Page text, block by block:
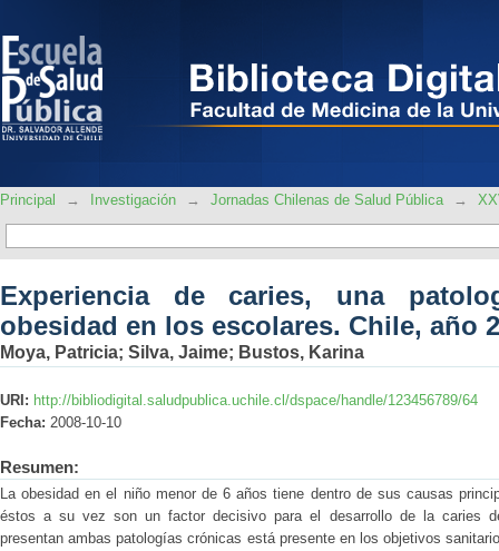
Chile, año 2008.
Principal → Investigación → Jornadas Chilenas de Salud Pública →
Experiencia de caries, una
obesidad en los escolares. Chile, año
Moya, Patricia; Silva, Jaime; Bustos, Karina
URI: http://bibliodigital.saludpublica.uchile.cl/dspace/handle/123456789/64
Fecha: 2008-10-10
Resumen:
La obesidad en el niño menor de 6 años tiene dentro de sus causas
éstos a su vez son un factor decisivo para el desarrollo de la caries
presentan ambas patologías crónicas está presente en los objetivos